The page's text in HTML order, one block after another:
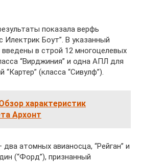
показала верфь
Боут”. В указанный
в строй 12 многоцелевых
“Вирджиния” и одна АПЛ для
(класса “Сивулф”).
характеристик
Архонт
атомных авианосца, “Рейган” и
(“Форд”), признанный